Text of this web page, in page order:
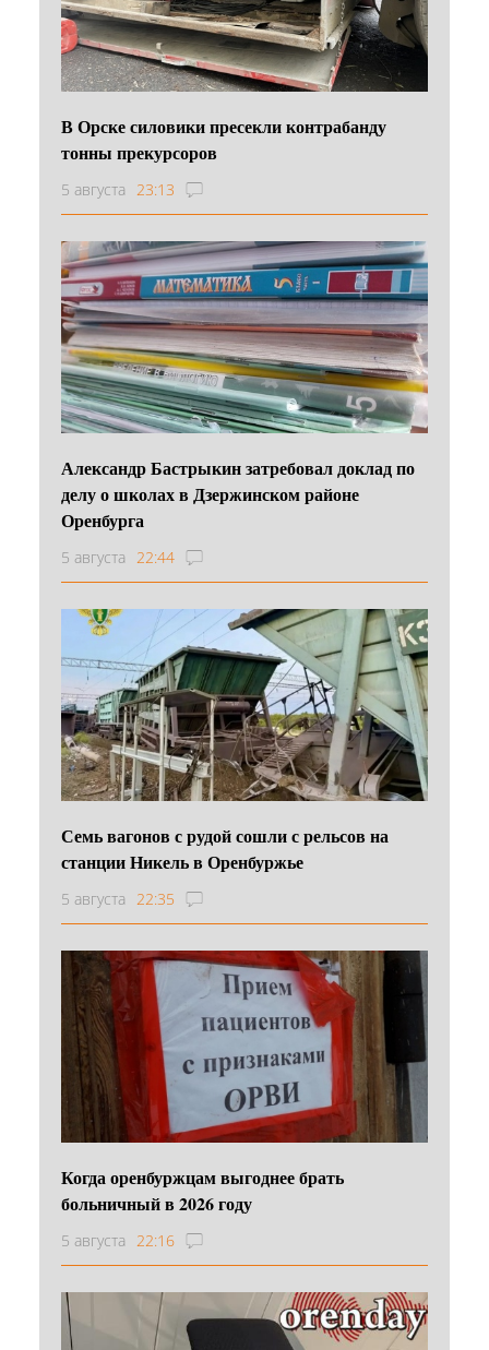
В Орске силовики пресекли контрабанду
тонны прекурсоров
5 августа 23:13
Александр Бастрыкин затребовал доклад по
делу о школах в Дзержинском районе
Оренбурга
5 августа 22:44
Семь вагонов с рудой сошли с рельсов на
станции Никель в Оренбуржье
5 августа 22:35
Когда оренбуржцам выгоднее брать
больничный в 2026 году
5 августа 22:16